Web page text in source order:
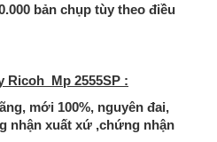
bản chụp tùy theo điều
Ricoh Mp 2555SP :
mới 100%, nguyên đai,
nhận xuất xứ ,chứng nhận